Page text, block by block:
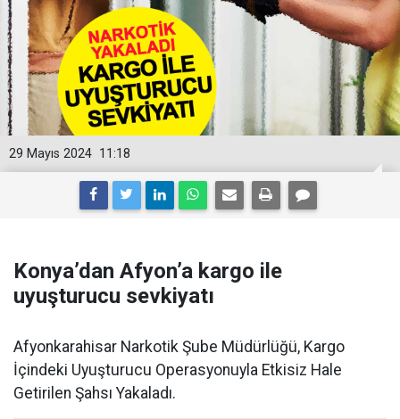
11:18
29 Mayıs 2024
Konya’dan Afyon’a kargo ile
uyuşturucu sevkiyatı
Afyonkarahisar Narkotik Şube Müdürlüğü, Kargo
İçindeki Uyuşturucu Operasyonuyla Etkisiz Hale
Getirilen Şahsı Yakaladı.